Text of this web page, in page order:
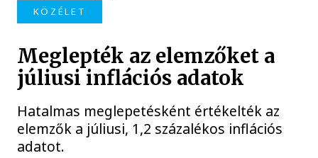
KÖZÉLET
Meglepték az elemzőket a
júliusi inflációs adatok
Hatalmas meglepetésként értékelték az
elemzők a júliusi, 1,2 százalékos inflációs
adatot.